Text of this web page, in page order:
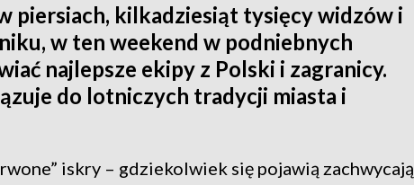
piersiach, kilkadziesiąt tysięcy widzów i
w ten weekend w podniebnych
najlepsze ekipy z Polski i zagranicy.
do lotniczych tradycji miasta i
iskry – gdziekolwiek się pojawią zachwycają